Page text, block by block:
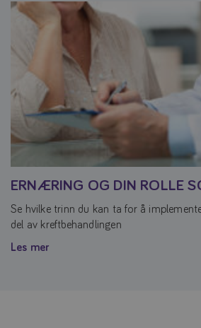
ERNÆRING OG DIN ROLLE
Se hvilke trinn du kan ta for å
del av kreftbehandlingen
Les mer